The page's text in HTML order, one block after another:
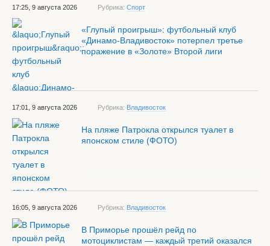
17:25, 9 августа 2026 Рубрика: Спорт
«Глупый проигрыш»: футбольный клуб
«Динамо-Владивосток» потерпел третье
поражение в «Золоте» Второй лиги
17:01, 9 августа 2026 Рубрика: Владивосток
На пляже Патрокла открылся туалет в
японском стиле (ФОТО)
16:05, 9 августа 2026 Рубрика: Владивосток
В Приморье прошёл рейд по
мотоциклистам — каждый третий оказался